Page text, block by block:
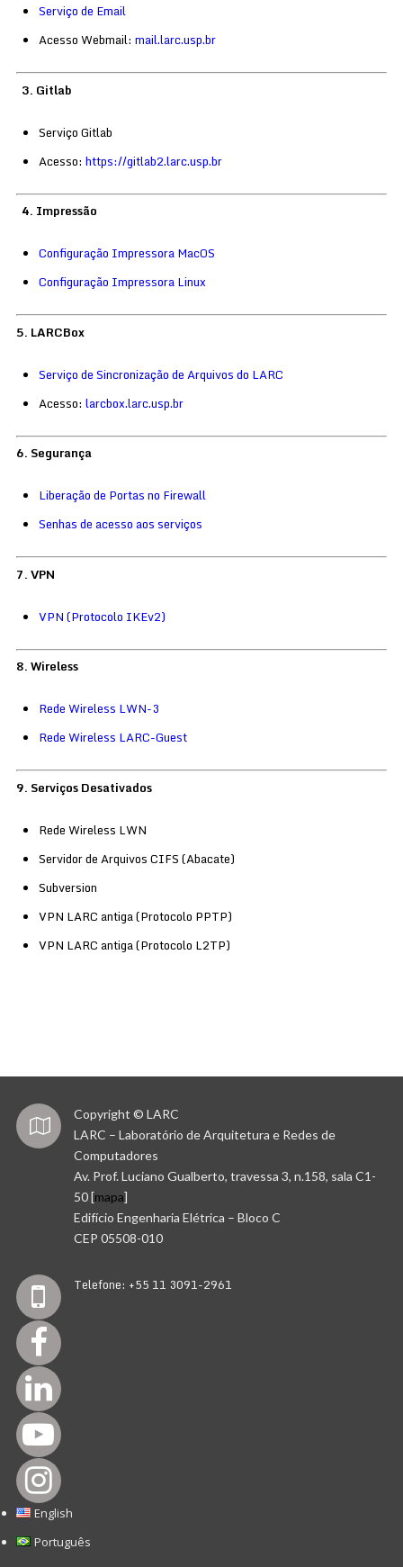
Serviço de Email
Acesso Webmail: mail.larc.usp.br
3. Gitlab
Serviço Gitlab
Acesso: https://gitlab2.larc.usp.br
4. Impressão
Configuração Impressora MacOS
Configuração Impressora Linux
5. LARCBox
Serviço de Sincronização de Arquivos do LARC
Acesso: larcbox.larc.usp.br
6. Segurança
Liberação de Portas no Firewall
Senhas de acesso aos serviços
7. VPN
VPN (Protocolo IKEv2)
8. Wireless
Rede Wireless LWN-3
Rede Wireless LARC-Guest
9. Serviços Desativados
Rede Wireless LWN
Servidor de Arquivos CIFS (Abacate)
Subversion
VPN LARC antiga (Protocolo PPTP)
VPN LARC antiga (Protocolo L2TP)
Copyright © LARC
LARC – Laboratório de Arquitetura e Redes de
Computadores
Av. Prof. Luciano Gualberto, travessa 3, n.158, sala C1-
50 [mapa]
Edifício Engenharia Elétrica – Bloco C
CEP 05508-010
Telefone: +55 11 3091-2961
English
Português